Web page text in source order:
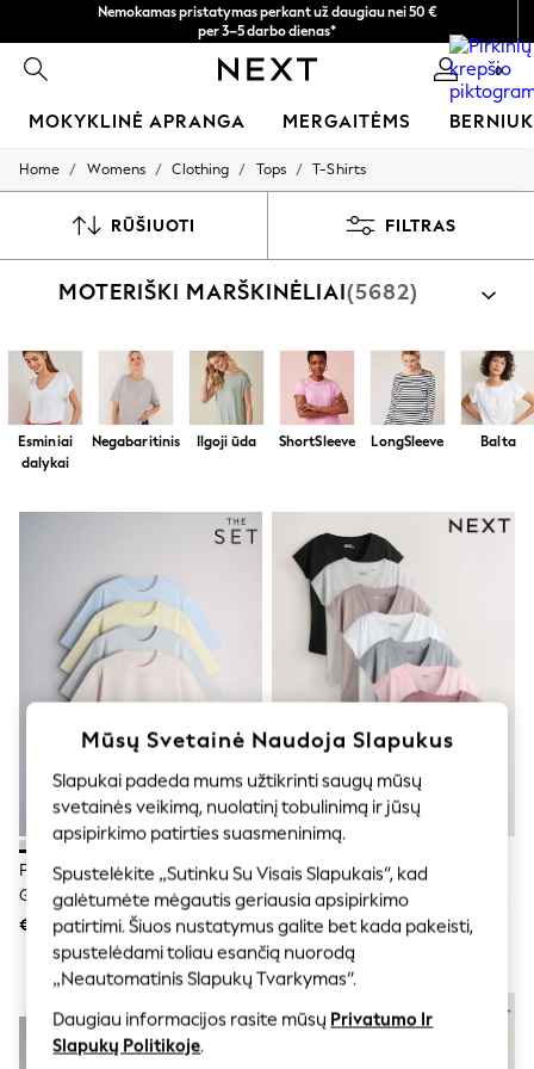
per 3–5 darbo dienas*
Dabar galite apsipirkti lietuvių kalba!
Greičiau ir saugiau,
atsiskaitymas naudojantis „Mokėjimas per banką“
0
MOKYKLINĖ APRANGA MERGAITĖMS
SCHOOLWEAR
Shoes
Shirts
Coats & Jackets
Underwear
Socks
Multipacks
All Boys Sport & Swimwear
Tops
adidas
Nike
All Girls Schoolwear
Shoes
Dresses
Trousers
Shirts
Polo Shirts
Sweatshirts
Cardigans
Coats & Jackets
Socks & Tights
Multipacks
All Girls Sports & Swimwear
Trainers & Pumps
Swimwear
Leggings
Shorts
Joggers
Home / Womens / Clothing / Tops / T-Shirts
RŪŠIUOTI FILTRAS
MOTERIŠKI MARŠKINĖLIAI(5682)
Esminiai
dalykai
Negabaritinis Ilgoji ūda ShortSleeve LongSleeve Balta
Pastelinė Mėlyna / Žalia /
Geltona Rožinė - The Set 4
Pakuotė – Sunkiasvoriai
Trumpomis Rankovėmis
Marškinėliai
€37
Juoda/Pilka/Rožinė - 7
Marškinėlių Su V Formos Iškirpte
Ir Kepuraite Ant Rankovių
Pakuotė
€55
Mūsų Svetainė Naudoja Slapukus
Slapukai padeda mums užtikrinti saugų mūsų
svetainės veikimą, nuolatinį tobulinimą ir jūsų
apsipirkimo patirties suasmeninimą.
Spustelėkite „Sutinku Su Visais Slapukais“, kad
galėtumėte mėgautis geriausia apsipirkimo
patirtimi. Šiuos nustatymus galite bet kada pakeisti,
spustelėdami toliau esančią nuorodą
„Neautomatinis Slapukų Tvarkymas“.
Daugiau informacijos rasite mūsų Privatumo Ir
Slapukų Politikoje.